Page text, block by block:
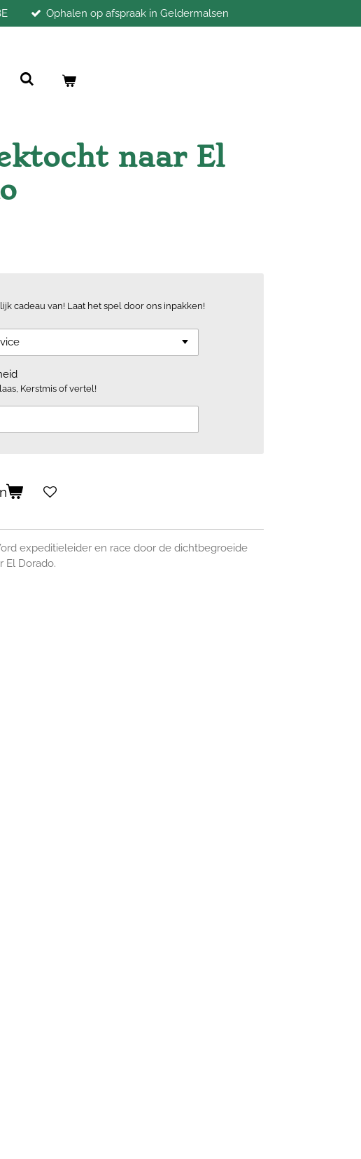
Ophalen op afspraak in Geldermalsen
naar El
cadeau van! Laat het spel door ons inpakken!
Kerstmis of vertel!
expeditieleider en race door de dichtbegroeide
El Dorado.